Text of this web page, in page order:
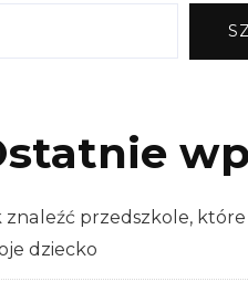
znaleźć przedszkole,
dziecko